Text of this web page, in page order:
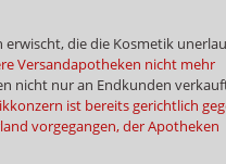
die die Kosmetik
Versandapotheken nicht mehr
nicht nur an Endkunden
ist bereits gerichtlich
vorgegangen, der Apotheken